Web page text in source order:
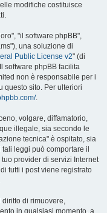
modifiche costituisce
"il software phpBB",
una soluzione di
Public License v2" (di
software phpBB facilita
non è responsabile per i
questo sito. Per ulteriori
.
volgare, diffamatorio,
illegale, sia secondo le
tecnica" è ospitato, sia
leggi può comportare il
provider di servizi Internet
tutti i post viene registrato
di rimuovere,
in qualsiasi momento, a